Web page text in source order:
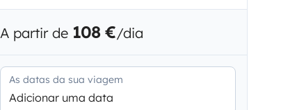
A partir de 108 €/dia
As datas da sua viagem
Adicionar uma data